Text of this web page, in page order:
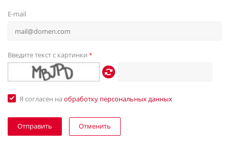
E-mail
Введите текст с картинки *
Я согласен на обработку персональных данных
Отменить